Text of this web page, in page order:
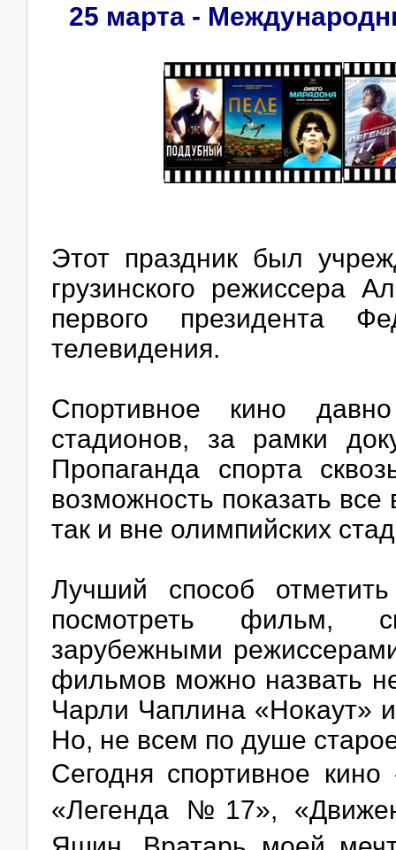
25 марта -
Этот праздник был
грузинского режиссера
первого президента
телевидения.
Спортивное кино
стадионов, за рамки
Пропаганда спорта
возможность показать
так и вне олимпийских
Лучший способ
посмотреть фильм,
зарубежными
фильмов можно назвать
Чарли Чаплина «Нокаут»
Но, не всем по душе
Сегодня спортивное
«Легенда №17»,